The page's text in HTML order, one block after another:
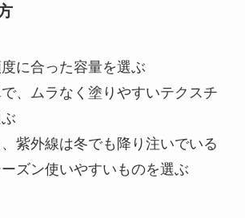
に合った容量を選ぶ
で、ムラなく塗りやすいテクスチ
、紫外線は冬でも降り注いでいる
ズン使いやすいものを選ぶ